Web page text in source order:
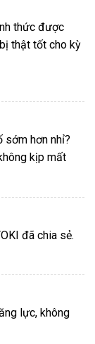
thức được
thật tốt cho kỳ
sớm hơn nhỉ?
kịp mất
đã chia sẻ.
lực, không